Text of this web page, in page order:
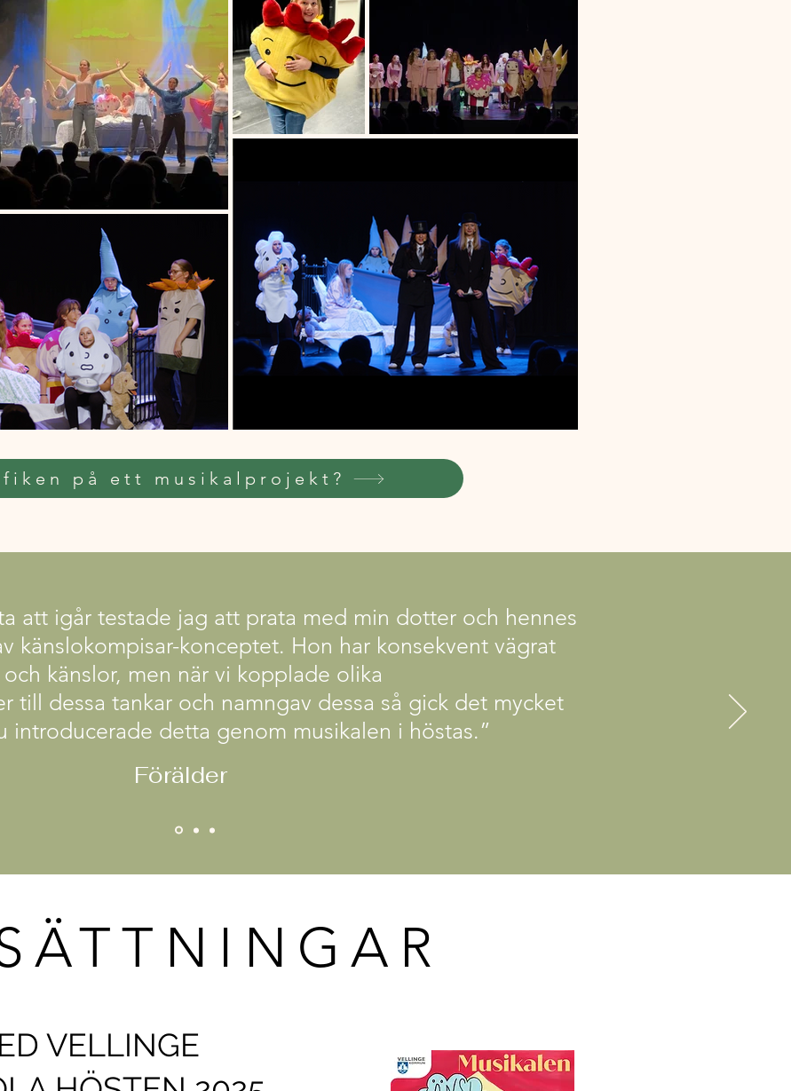
på ett musikalprojekt?
att igår testade jag att prata med min dotter och hennes
känslokompisar-konceptet. Hon har konsekvent vägrat
känslor, men när vi kopplade olika
till dessa tankar och namngav dessa så gick det mycket
introducerade detta genom musikalen i höstas.”
Förälder
VELLINGE